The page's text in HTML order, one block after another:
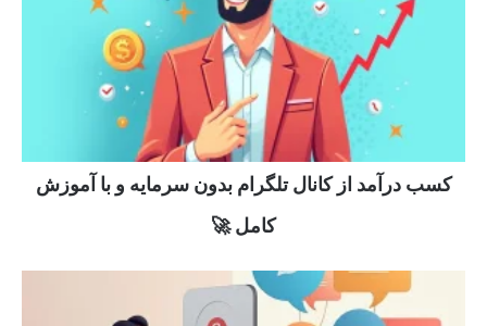
کسب درآمد از کانال تلگرام بدون سرمایه و با آموزش
کامل 🚀